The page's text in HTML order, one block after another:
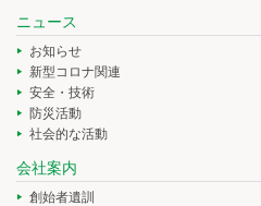
ニュース
お知らせ
新型コロナ関連
安全・技術
防災活動
社会的な活動
会社案内
創始者遺訓